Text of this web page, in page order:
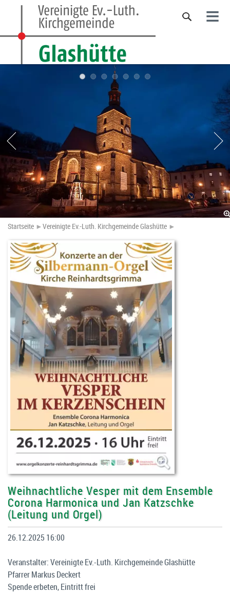
Startseite ►Vereinigte Ev.-Luth. Kirchgemeinde Glashütte ►
Weihnachtliche Vesper mit dem Ensemble
Corona Harmonica und Jan Katzschke
(Leitung und Orgel)
26.12.2025 16:00
Veranstalter: Vereinigte Ev.-Luth. Kirchgemeinde Glashütte
Pfarrer Markus Deckert
Spende erbeten, Eintritt frei
≡